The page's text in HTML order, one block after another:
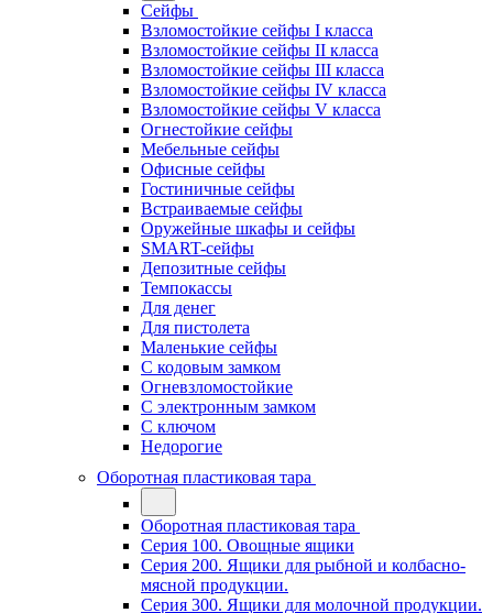
Сейфы
Взломостойкие сейфы I класса
Взломостойкие сейфы II класса
Взломостойкие сейфы III класса
Взломостойкие сейфы IV класса
Взломостойкие сейфы V класса
Огнестойкие сейфы
Мебельные сейфы
Офисные сейфы
Гостиничные сейфы
Встраиваемые сейфы
Оружейные шкафы и сейфы
SMART-сейфы
Депозитные сейфы
Темпокассы
Для денег
Для пистолета
Маленькие сейфы
С кодовым замком
Огневзломостойкие
С электронным замком
С ключом
Недорогие
Оборотная пластиковая тара
Оборотная пластиковая тара
Серия 100. Овощные ящики
Серия 200. Ящики для рыбной и колбасно-
мясной продукции.
Серия 300. Ящики для молочной продукции.